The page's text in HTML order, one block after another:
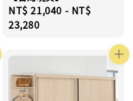
Regular
price
NT$ 21,040 - NT$
23,280